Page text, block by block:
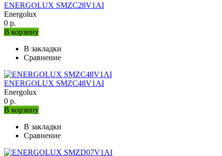
ENERGOLUX SMZC28V1AI
Energolux
0 р.
В корзину
В закладки
Сравнение
ENERGOLUX SMZC48V1AI
Energolux
0 р.
В корзину
В закладки
Сравнение